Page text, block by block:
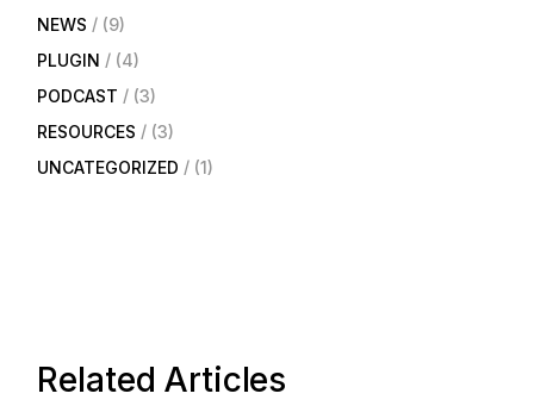
NEWS
(9)
PLUGIN
(4)
PODCAST
(3)
RESOURCES
(3)
UNCATEGORIZED
(1)
Related Articles